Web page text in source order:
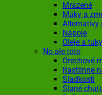
Mrazené
Múky a
Alternatívy
Nápoje
Oleje a tuky
No ale toto
Orechové
Rastlinné
Sladkosti
Slané